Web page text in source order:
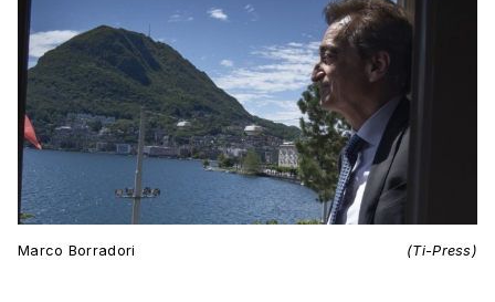
Marco Borradori (Ti-Press)